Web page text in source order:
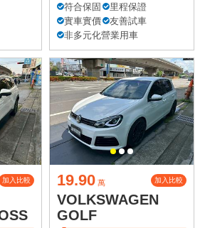
符合保固
里程保證
實車實價
友善試車
非多元化營業用車
加入比較 19.90 萬 加入比較
VOLKSWAGEN
GOLF